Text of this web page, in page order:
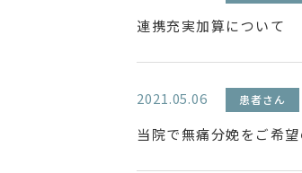
連携充実加算について
2021.05.06 患者さん
当院で無痛分娩をご希